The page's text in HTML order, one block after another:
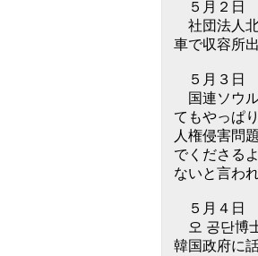
５月２日
社団法人
車で収容所
５月３日
国連ソウル
てもやっぱ
人権侵害問
でくださる
ないと言わ
５月４日
오 공단博
韓国政府に